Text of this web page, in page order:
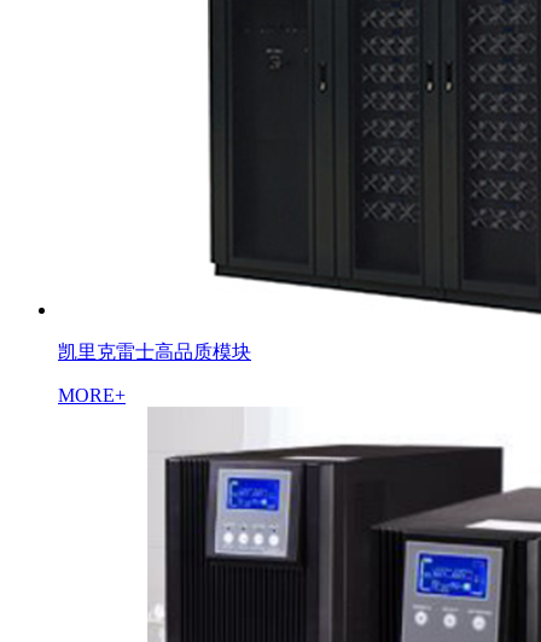
凯里克雷士高品质模块
MORE+